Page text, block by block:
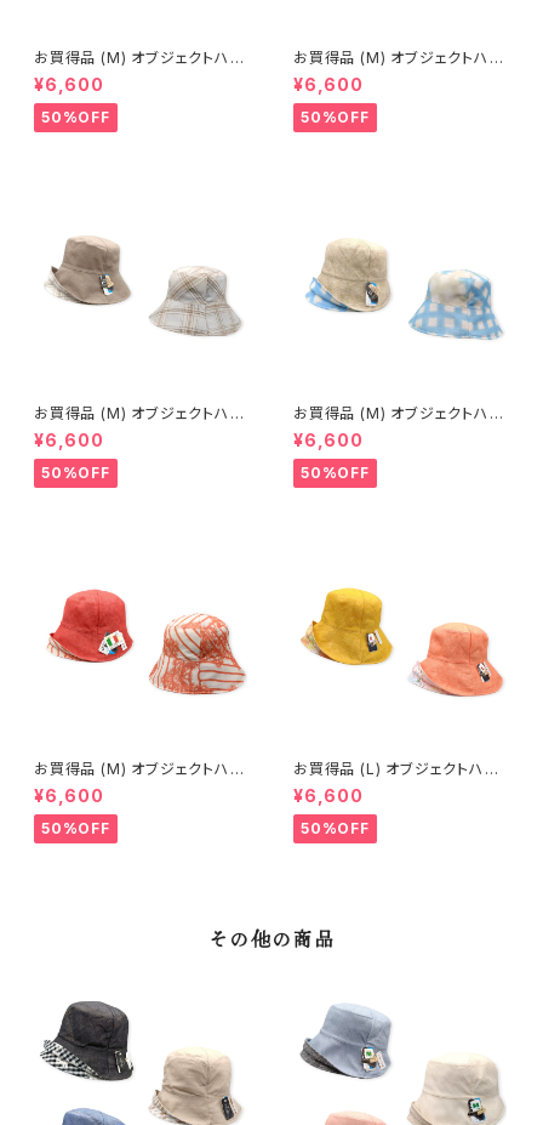
お買得品 (M) オブジェクトハッ
ト (春夏) 15-14503
¥6,600
50%OFF
お買得品 (M) オブジェクトハッ
ト (春夏) 15-14414
¥6,600
50%OFF
お買得品 (M) オブジェクトハッ
ト (春夏) 14-14502
¥6,600
50%OFF
お買得品 (M) オブジェクトハッ
ト (春夏) 15-14406
¥6,600
50%OFF
お買得品 (M) オブジェクトハッ
ト (春夏) 16-14402
¥6,600
50%OFF
お買得品 (L) オブジェクトハット
(春夏) 18-14502
¥6,600
50%OFF
その他の商品